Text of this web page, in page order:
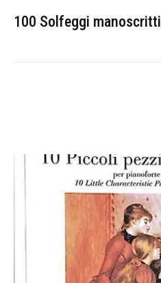
100 Solfeggi manoscritti